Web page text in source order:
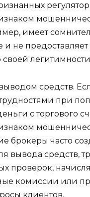
имеет
и не предоставляет
средств.
при
с торгового
брокеры часто
вывода средств,
проверок,
комиссии или
клиентов.